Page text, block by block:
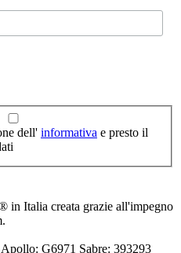
dell' informativa e presto il
in Italia creata grazie all'impegno
G6971 Sabre: 393293